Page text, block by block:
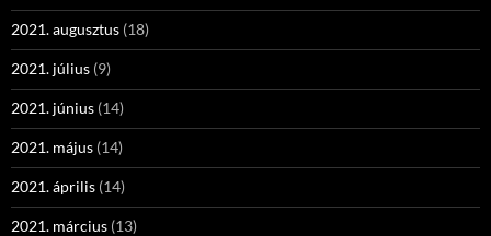
2021. augusztus (18)
2021. július (9)
2021. június (14)
2021. május (14)
2021. április (14)
2021. március (13)